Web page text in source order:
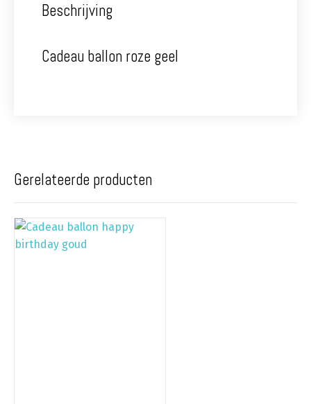
Beschrijving
Cadeau ballon roze geel
Gerelateerde producten